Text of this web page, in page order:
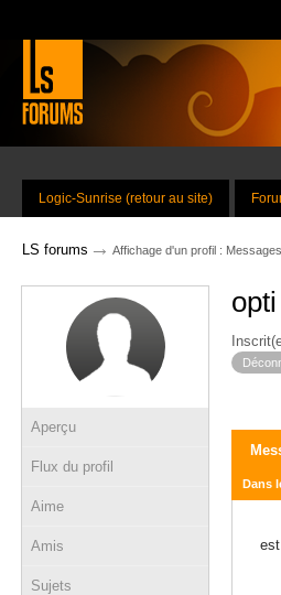
Logic-Sunrise (retour au site)
LS forums → Affichage d'un profil :
Aperçu
Flux du profil
Aime
Amis
Sujets
opti
Dans